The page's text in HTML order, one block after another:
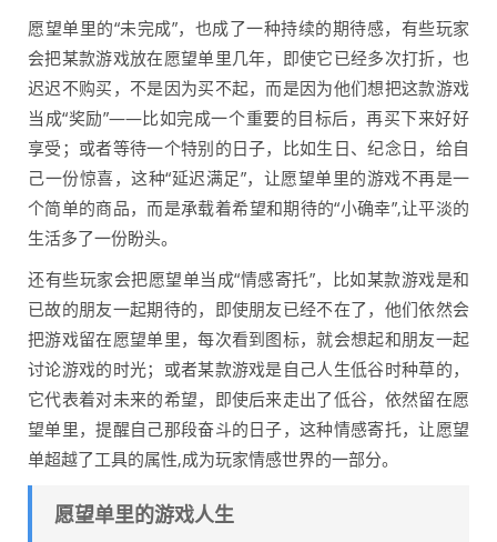
愿望单里的“未完成”，也成了一种持续的期待感，有些玩家
会把某款游戏放在愿望单里几年，即使它已经多次打折，也
迟迟不购买，不是因为买不起，而是因为他们想把这款游戏
当成“奖励”——比如完成一个重要的目标后，再买下来好好
享受；或者等待一个特别的日子，比如生日、纪念日，给自
己一份惊喜，这种“延迟满足”，让愿望单里的游戏不再是一
个简单的商品，而是承载着希望和期待的“小确幸”,让平淡的
生活多了一份盼头。
还有些玩家会把愿望单当成“情感寄托”，比如某款游戏是和
已故的朋友一起期待的，即使朋友已经不在了，他们依然会
把游戏留在愿望单里，每次看到图标，就会想起和朋友一起
讨论游戏的时光；或者某款游戏是自己人生低谷时种草的，
它代表着对未来的希望，即使后来走出了低谷，依然留在愿
望单里，提醒自己那段奋斗的日子，这种情感寄托，让愿望
单超越了工具的属性,成为玩家情感世界的一部分。
愿望单里的游戏人生